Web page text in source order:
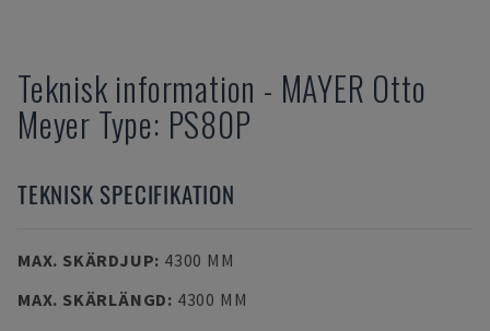
Teknisk information - MAYER Otto
Meyer Type: PS80P
TEKNISK SPECIFIKATION
MAX. SKÄRDJUP: 4300 MM
MAX. SKÄRLÄNGD: 4300 MM